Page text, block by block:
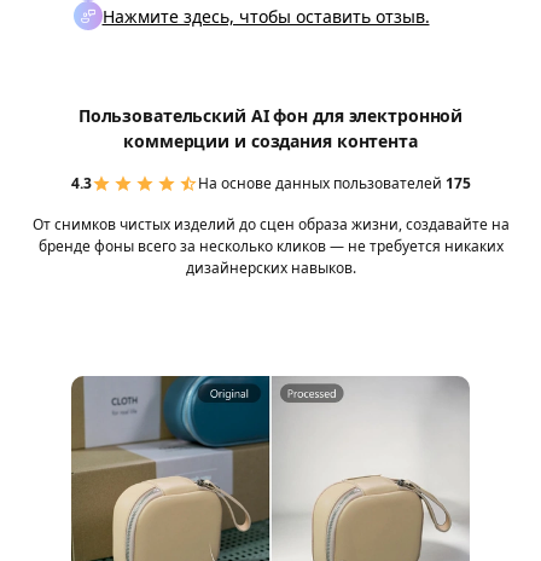
Нажмите здесь, чтобы оставить отзыв.
Пользовательский AI фон для электронной
коммерции и создания контента
4.3 На основе данных пользователей 175
От снимков чистых изделий до сцен образа жизни, создавайте на
бренде фоны всего за несколько кликов — не требуется никаких
дизайнерских навыков.